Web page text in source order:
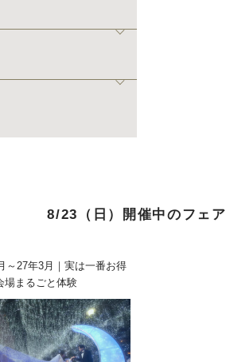
8/23（日）開催中のフェア
～27年3月｜実は一番お得
まるごと体験